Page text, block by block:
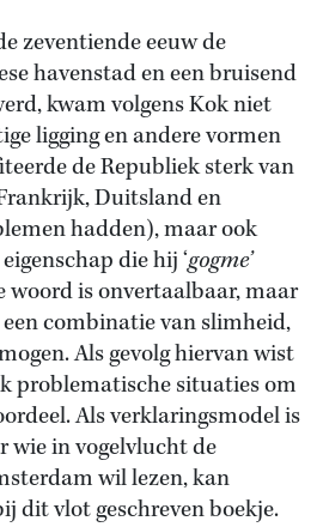
zeventiende eeuw de
havenstad en een bruisend
kwam volgens Kok niet
ligging en andere vormen
de Republiek sterk van
Duitsland en
hadden), maar ook
die hij ‘gogme’
woord is onvertaalbaar, maar
combinatie van slimheid,
Als gevolg hiervan wist
problematische situaties om
Als verklaringsmodel is
wie in vogelvlucht de
wil lezen, kan
dit vlot geschreven boekje.